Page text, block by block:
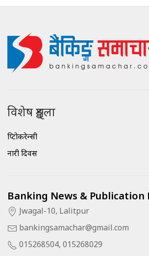
विशेष शृङ्खला
क्रिप्टोकरेन्सी
नारी दिवस
Banking News & Publication
Jwagal-10, Lalitpur
bankingsamachar@gmail.com
015268504, 015268029